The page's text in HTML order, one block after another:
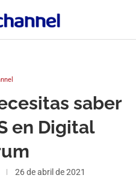
saber
en Digital
26 de abril de 2021